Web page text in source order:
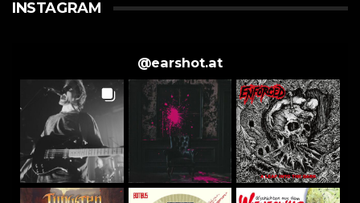
INSTAGRAM
@earshot.at